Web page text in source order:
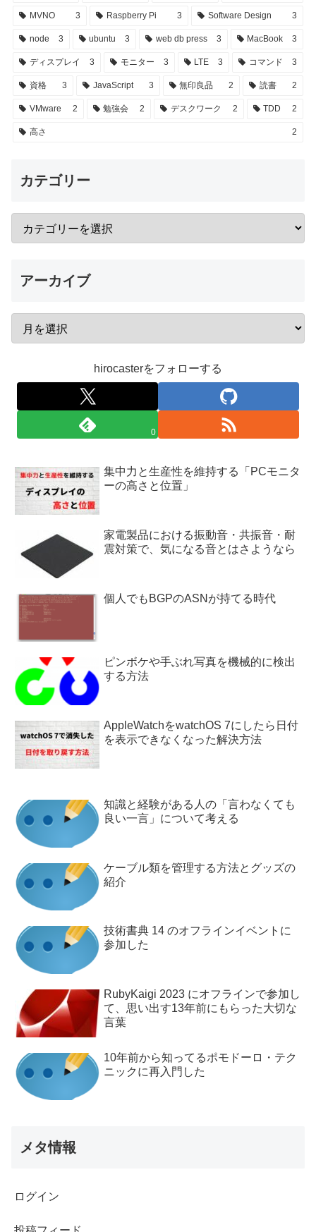
MVNO 3 Raspberry Pi 3 Software Design 3
node 3 ubuntu 3 web db press 3 MacBook 3
ディスプレイ 3 モニター 3 LTE 3 コマンド 3
資格 3 JavaScript 3 無印良品 2 読書 2
VMware 2 勉強会 2 デスクワーク 2 TDD 2
高さ 2
カテゴリー
アーカイブ
hirocasterをフォローする
0
集中力と生産性を維持する「PCモニタ
ーの高さと位置」
家電製品における振動音・共振音・耐
震対策で、気になる音とはさようなら
個人でもBGPのASNが持てる時代
ピンボケや手ぶれ写真を機械的に検出
する方法
AppleWatchをwatchOS 7にしたら日付
を表示できなくなった解決方法
知識と経験がある人の「言わなくても
良い一言」について考える
ケーブル類を管理する方法とグッズの
紹介
技術書典 14 のオフラインイベントに
参加した
RubyKaigi 2023 にオフラインで参加し
て、思い出す13年前にもらった大切な
言葉
10年前から知ってるポモドーロ・テク
ニックに再入門した
メタ情報
ログイン